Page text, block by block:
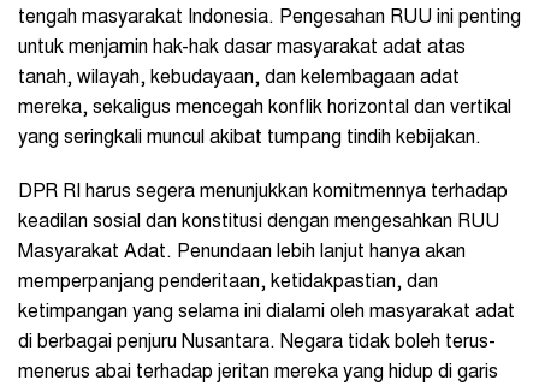
tengah masyarakat Indonesia. Pengesahan RUU ini penting
untuk menjamin hak-hak dasar masyarakat adat atas
tanah, wilayah, kebudayaan, dan kelembagaan adat
mereka, sekaligus mencegah konflik horizontal dan vertikal
yang seringkali muncul akibat tumpang tindih kebijakan.
DPR RI harus segera menunjukkan komitmennya terhadap
keadilan sosial dan konstitusi dengan mengesahkan RUU
Masyarakat Adat. Penundaan lebih lanjut hanya akan
memperpanjang penderitaan, ketidakpastian, dan
ketimpangan yang selama ini dialami oleh masyarakat adat
di berbagai penjuru Nusantara. Negara tidak boleh terus-
menerus abai terhadap jeritan mereka yang hidup di garis